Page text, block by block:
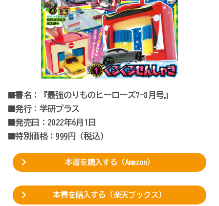
■書名：『最強のりものヒーローズ7-8月号』
■発行：学研プラス
■発売日：2022年6月1日
■特別価格：999円（税込）
本書を購入する（Amazon）
本書を購入する（楽天ブックス）